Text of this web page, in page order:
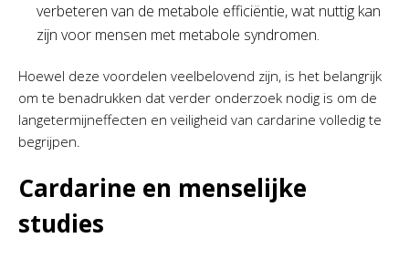
verbeteren van de metabole efficiëntie, wat nuttig kan
zijn voor mensen met metabole syndromen.
Hoewel deze voordelen veelbelovend zijn, is het belangrijk
om te benadrukken dat verder onderzoek nodig is om de
langetermijneffecten en veiligheid van cardarine volledig te
begrijpen.
Cardarine en menselijke
studies